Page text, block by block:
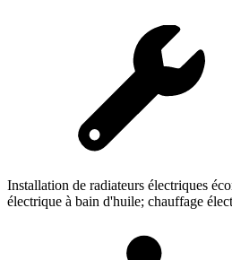
Installation de radiateurs électriques
électrique à bain d'huile; chauffage